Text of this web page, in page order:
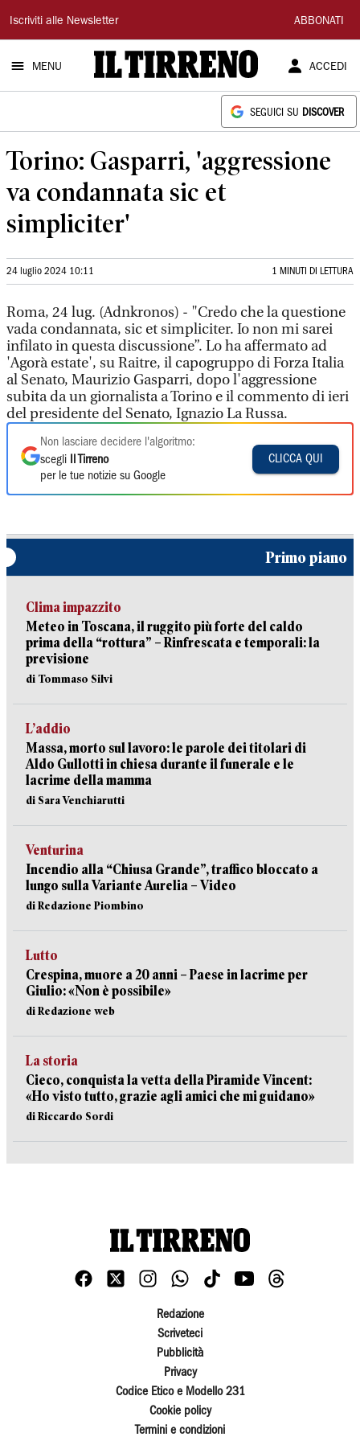
Il
Tirreno
Iscriviti alle Newsletter ABBONATI
MENU ACCEDI
SEGUICI SU DISCOVER
Torino: Gasparri, 'aggressione
va condannata sic et
simpliciter'
24 luglio 2024 10:11 1 MINUTI DI LETTURA
Roma, 24 lug. (Adnkronos) - "Credo che la questione
vada condannata, sic et simpliciter. Io non mi sarei
infilato in questa discussione”. Lo ha affermato ad
'Agorà estate', su Raitre, il capogruppo di Forza Italia
al Senato, Maurizio Gasparri, dopo l'aggressione
subita da un giornalista a Torino e il commento di ieri
del presidente del Senato, Ignazio La Russa.
Non lasciare decidere l'algoritmo:
scegli
Il Tirreno
per le tue notizie su Google
CLICCA QUI
Primo piano
Clima impazzito
Meteo in Toscana, il ruggito più forte del caldo
prima della “rottura” – Rinfrescata e temporali: la
previsione
di Tommaso Silvi
L’addio
Massa, morto sul lavoro: le parole dei titolari di
Aldo Gullotti in chiesa durante il funerale e le
lacrime della mamma
di Sara Venchiarutti
Venturina
Incendio alla “Chiusa Grande”, traffico bloccato a
lungo sulla Variante Aurelia – Video
di Redazione Piombino
Lutto
Crespina, muore a 20 anni – Paese in lacrime per
Giulio: «Non è possibile»
di Redazione web
La storia
Cieco, conquista la vetta della Piramide Vincent:
«Ho visto tutto, grazie agli amici che mi guidano»
di Riccardo Sordi
Redazione
Scriveteci
Pubblicità
Privacy
Codice Etico e Modello 231
Cookie policy
Termini e condizioni